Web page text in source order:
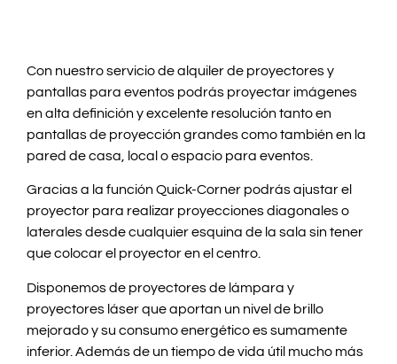
Con nuestro servicio de alquiler de proyectores y
pantallas para eventos podrás proyectar imágenes
en alta definición y excelente resolución tanto en
pantallas de proyección grandes como también en la
pared de casa, local o espacio para eventos.
Gracias a la función Quick-Corner podrás ajustar el
proyector para realizar proyecciones diagonales o
laterales desde cualquier esquina de la sala sin tener
que colocar el proyector en el centro.
Disponemos de proyectores de lámpara y
proyectores láser que aportan un nivel de brillo
mejorado y su consumo energético es sumamente
inferior. Además de un tiempo de vida útil mucho más